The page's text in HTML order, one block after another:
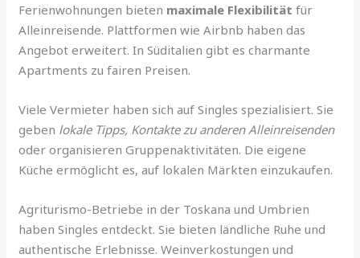
Ferienwohnungen bieten maximale Flexibilität für
Alleinreisende. Plattformen wie Airbnb haben das
Angebot erweitert. In Süditalien gibt es charmante
Apartments zu fairen Preisen.
Viele Vermieter haben sich auf Singles spezialisiert. Sie
geben lokale Tipps, Kontakte zu anderen Alleinreisenden
oder organisieren Gruppenaktivitäten. Die eigene
Küche ermöglicht es, auf lokalen Märkten einzukaufen.
Agriturismo-Betriebe in der Toskana und Umbrien
haben Singles entdeckt. Sie bieten ländliche Ruhe und
authentische Erlebnisse. Weinverkostungen und